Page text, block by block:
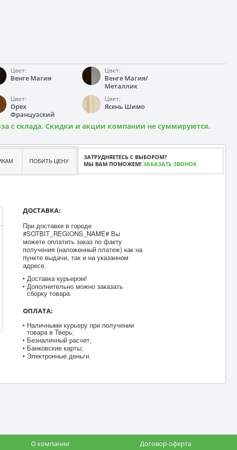
Цвет:
Венге Магия
Цвет:
Венге Магия/
Металлик
Цвет:
Орех
Французский
Цвет:
Ясень Шимо
с склада. Скидки и акции компании не суммируются.
ПОБИТЬ ЦЕНУ
ЗАТРУДНЯЕТЕСЬ С ВЫБОРОМ?
МЫ ВАМ ПОМОЖЕМ! ЗАКАЗАТЬ ЗВОНОК
ДОСТАВКА:
При доставке в городе
#SOTBIT_REGIONS_NAME# Вы
можете оплатить заказ по факту
получения (наложенный платеж) как на
пункте выдачи, так и на указанном
адресе.
Доставка курьером!
Дополнительно можно заказать
сборку товара.
ОПЛАТА:
Наличными курьеру при получении
товара в Тверь;
Безналичный расчет;
Банковские карты;
Электронные деньги.
О компании Договор-оферта